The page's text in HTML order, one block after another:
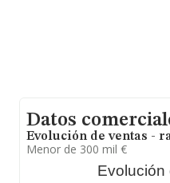
Datos
Evolución de ventas -
Menor de 300 mil €
Evolución